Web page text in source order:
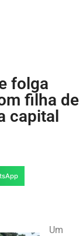
folga
filha de
capital
Um